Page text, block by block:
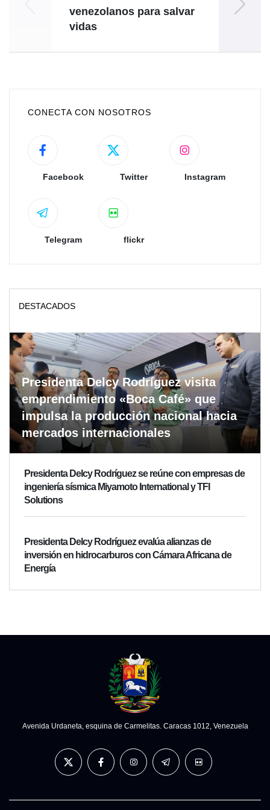
venezolanos para salvar
vidas
CONECTA CON NOSOTROS
Facebook Twitter Instagram
Telegram flickr
DESTACADOS
Presidenta Delcy Rodríguez visita
emprendimiento «Boca Café» que
impulsa la producción nacional hacia
mercados internacionales
Presidenta Delcy Rodríguez se reúne con empresas de
ingeniería sísmica Miyamoto International y TFI
Solutions
Presidenta Delcy Rodríguez evalúa alianzas de
inversión en hidrocarburos con Cámara Africana de
Energía
Avenida Urdaneta, esquina de Carmelitas. Caracas 1012, Venezuela